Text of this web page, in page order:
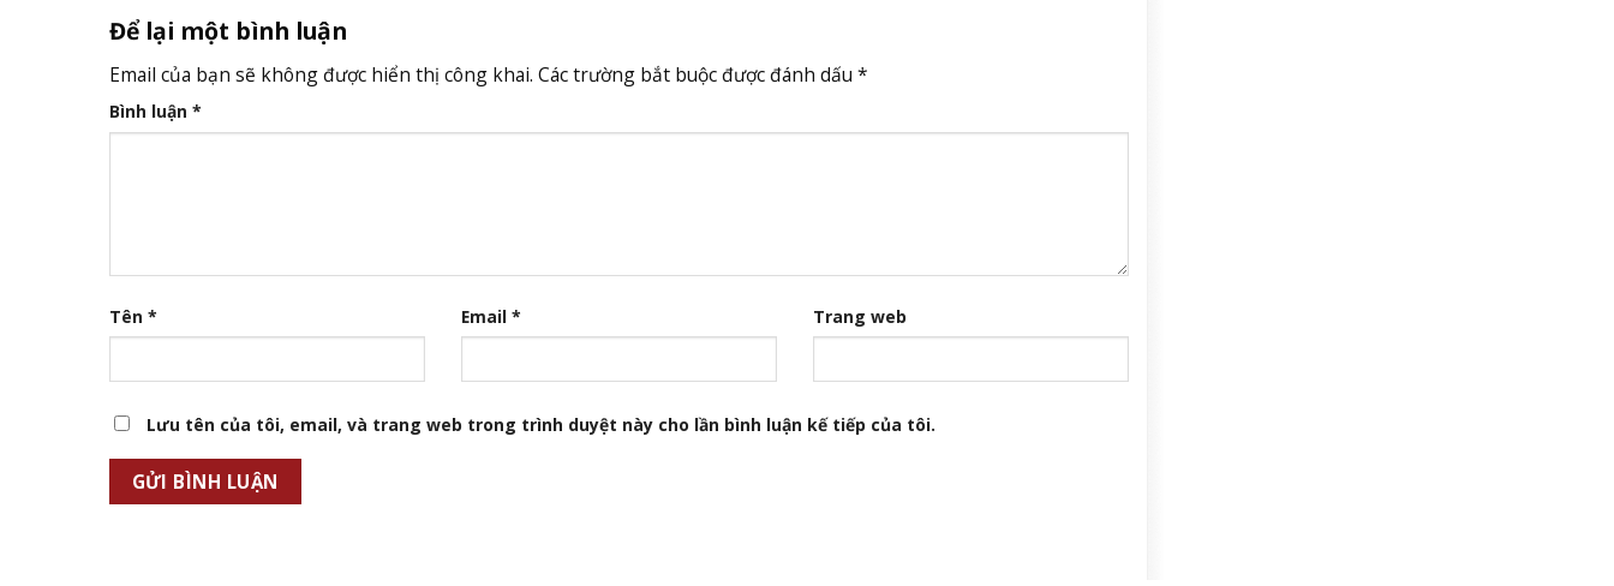
Để lại một bình luận
Email của bạn sẽ không được hiển thị công khai. Các trường bắt buộc được đánh dấu *
Bình luận *
Tên * Email * Trang web
Lưu tên của tôi, email, và trang web trong trình duyệt này cho lần bình luận kế tiếp của tôi.